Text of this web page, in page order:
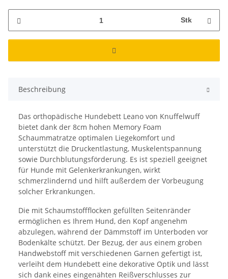
Stk
Beschreibung
Das orthopädische Hundebett Leano von Knuffelwuff
bietet dank der 8cm hohen Memory Foam
Schaummatratze optimalen Liegekomfort und
unterstützt die Druckentlastung, Muskelentspannung
sowie Durchblutungsförderung. Es ist speziell geeignet
für Hunde mit Gelenkerkrankungen, wirkt
schmerzlindernd und hilft außerdem der Vorbeugung
solcher Erkrankungen.
Die mit Schaumstoffflocken gefüllten Seitenränder
ermöglichen es Ihrem Hund, den Kopf angenehm
abzulegen, während der Dämmstoff im Unterboden vor
Bodenkälte schützt. Der Bezug, der aus einem groben
Handwebstoff mit verschiedenen Garnen gefertigt ist,
verleiht dem Hundebett eine dekorative Optik und lässt
sich dank eines eingenähten Reißverschlusses zur